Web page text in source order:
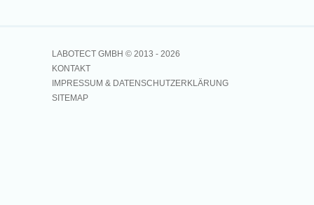
LABOTECT GMBH © 2013 - 2026
KONTAKT
IMPRESSUM & DATENSCHUTZERKLÄRUNG
SITEMAP